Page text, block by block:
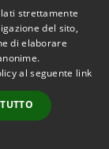
• Comune di
• Powered
•Accesso
strettamente
del sito,
di elaborare
al seguente link